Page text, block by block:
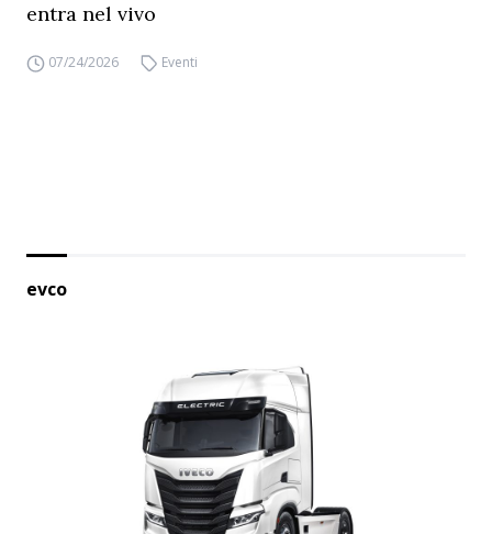
entra nel vivo
07/24/2026 Eventi
evco